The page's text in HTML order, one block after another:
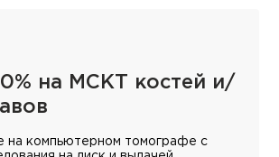
на МСКТ костей и/
на компьютерном томографе с